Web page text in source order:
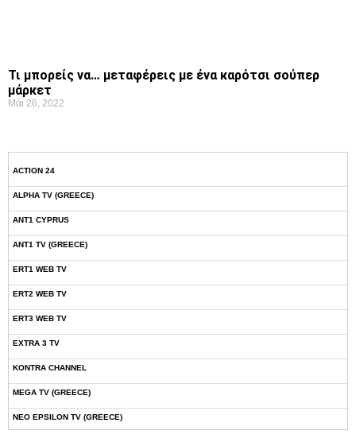
Τι μπορείς να… μεταφέρεις με ένα καρότσι σούπερ
μάρκετ
Μάι 26, 2022
ACTION 24
ALPHA TV (GREECE)
ANT1 CYPRUS
ANT1 TV (GREECE)
ERT1 WEB TV
ERT2 WEB TV
ERT3 WEB TV
EXTRA 3 TV
KONTRA CHANNEL
MEGA TV (GREECE)
NEO EPSILON TV (GREECE)